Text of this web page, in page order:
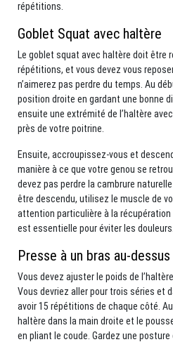
répétitions.
Goblet Squat avec haltère
Le goblet squat avec haltère doit être
répétitions, et vous devez vous
n’aimerez pas perdre du temps. Au
position droite en gardant une bonne
ensuite une extrémité de l’haltère
près de votre poitrine.
Ensuite, accroupissez-vous et
manière à ce que votre genou se
devez pas perdre la cambrure
être descendu, utilisez le muscle de
attention particulière à la
est essentielle pour éviter les douleurs.
Presse à un bras au-
Vous devez ajuster le poids de
Vous devriez aller pour trois séries et
avoir 15 répétitions de chaque côté.
haltère dans la main droite et le
en pliant le coude. Gardez une